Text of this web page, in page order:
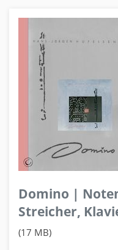
Domino |
Streicher,
(17 MB)